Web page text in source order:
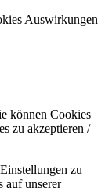
Auswirkungen
können Cookies
zu akzeptieren /
zu
auf unserer